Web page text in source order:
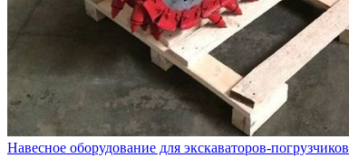
Навесное оборудование для экскаваторов-погрузчиков